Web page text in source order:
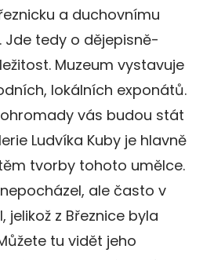
a duchovnímu
Jde tedy o dějepisně-
Muzeum vystavuje
lokálních exponátů.
vás budou stát
Ludvíka Kuby je hlavně
tvorby tohoto umělce.
ale často v
jelikož z Březnice byla
tu vidět jeho